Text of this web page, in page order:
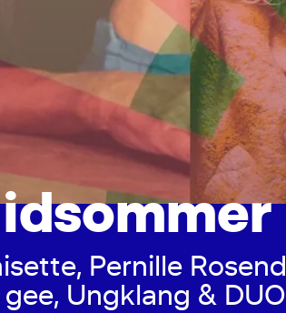
idsommer
isette, Pernille Rosend
gee, Ungklang & DUO